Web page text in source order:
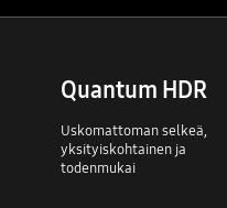
Quantum HDR
Uskomattoman selkeä,
yksityiskohtainen ja
todenmukai